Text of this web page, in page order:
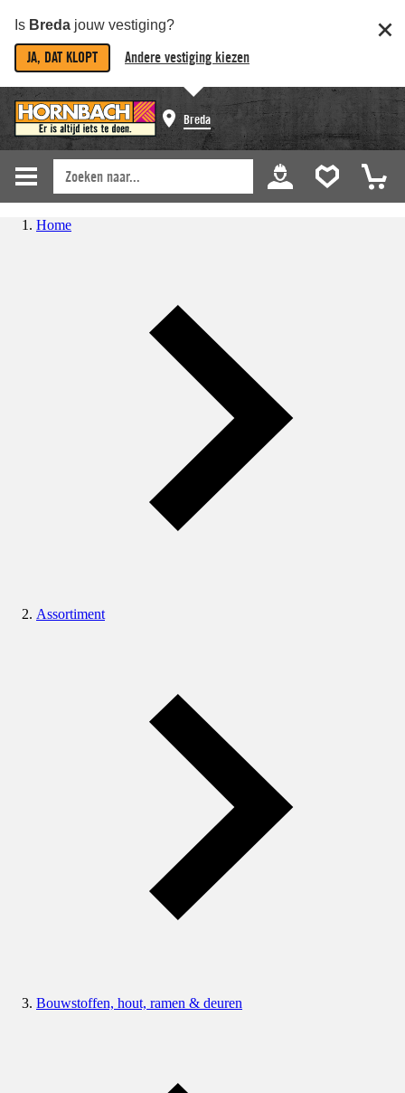
Is Breda jouw vestiging?
JA, DAT KLOPT Andere vestiging kiezen
Breda
Home
Assortiment
Bouwstoffen, hout, ramen & deuren